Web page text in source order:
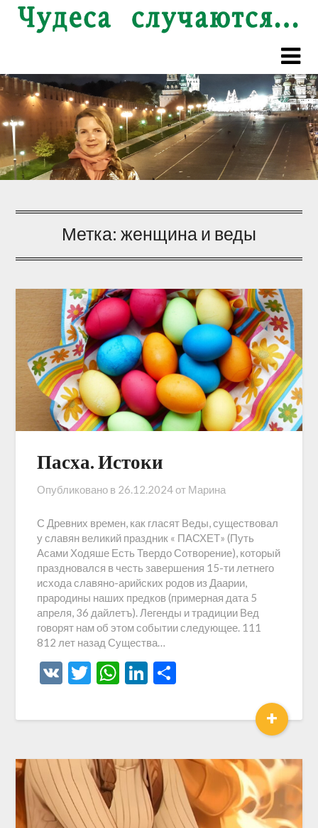
Перейти
Метка: женщина и веды
Пасха. Истоки
Опубликовано в 26.12.2024от Марина
С Древних времен, как гласят Веды, существовал
у славян великий праздник « ПАСХЕТ» (Путь
Асами Ходяше Есть Твердо Сотворение), который
праздновался в честь завершения 15-ти летнего
исхода славяно-арийских родов из Даарии,
прародины наших предков (примерная дата 5
апреля, 36 дайлетъ). Легенды и традиции Вед
говорят нам об этом событии следующее. 111
812 лет назад Существа…
VK Twitter
WhatsApp
LinkedIn
+